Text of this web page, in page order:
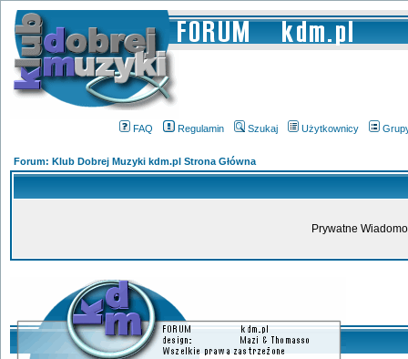
FAQ Regulamin Szukaj Użytkownicy
Forum: Klub Dobrej Muzyki kdm.pl Strona Główna
Prywatne